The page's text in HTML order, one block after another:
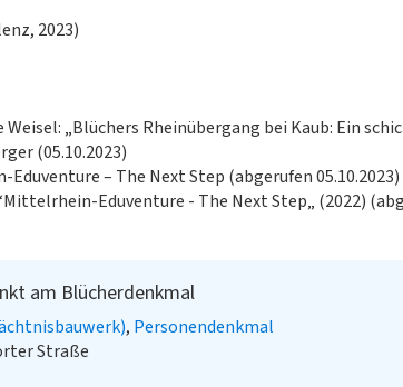
2023)
Weisel: „Blüchers Rheinübergang bei Kaub: Ein
(05.10.2023)
– The Next Step (abgerufen 05.10.2023)
Eduventure - The Next Step„ (2022)
am Blücherdenkmal
Personendenkmal
Straße